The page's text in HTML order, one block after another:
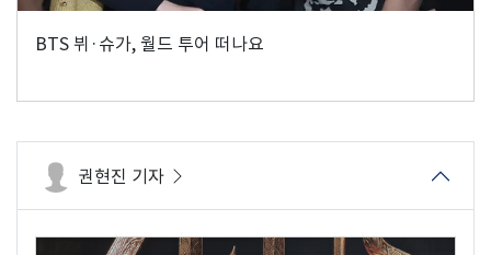
BTS 뷔·슈가, 월드 투어 떠나요
권현진 기자